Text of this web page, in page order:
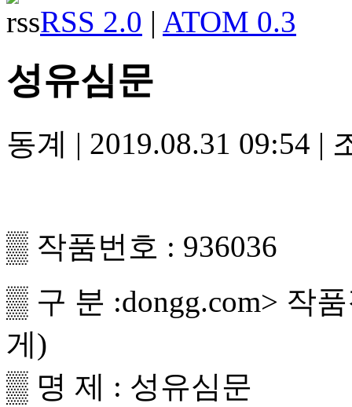
RSS 2.0 | ATOM 0.3
성유심문
동계 | 2019.08.31 09:54 |
▒ 작품번호 : 936036
▒ 구 분 :dongg.com> 작
게)
▒ 명 제 : 성유심문